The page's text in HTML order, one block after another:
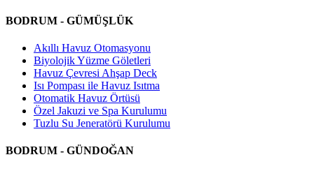
BODRUM - GÜMÜŞLÜK
Akıllı Havuz Otomasyonu
Biyolojik Yüzme Göletleri
Havuz Çevresi Ahşap Deck
Isı Pompası ile Havuz Isıtma
Otomatik Havuz Örtüsü
Özel Jakuzi ve Spa Kurulumu
Tuzlu Su Jeneratörü Kurulumu
BODRUM - GÜNDOĞAN